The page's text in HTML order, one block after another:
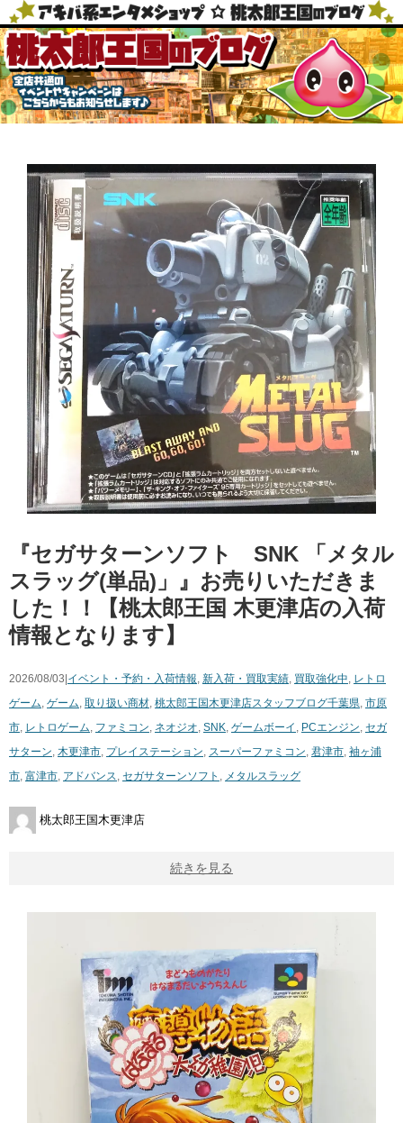
『セガサターンソフト SNK 「メタル
スラッグ(単品)」』お売りいただきま
した！！【桃太郎王国 木更津店の入荷
情報となります】
2026/08/03| イベント・予約・入荷情報, 新入荷・買取実績, 買取強化中, レトロ
ゲーム, ゲーム, 取り扱い商材, 桃太郎王国木更津店スタッフブログ千葉県, 市原
市, レトロゲーム, ファミコン, ネオジオ, SNK, ゲームボーイ , PCエンジン, セガ
サターン, 木更津市, プレイステーション, スーパーファミコン, 君津市, 袖ヶ浦
市, 富津市, アドバンス, セガサターンソフト , メタルスラッグ
桃太郎王国木更津店
続きを見る